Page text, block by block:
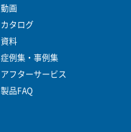
動画
カタログ
資料
症例集・事例集
アフターサービス
製品FAQ